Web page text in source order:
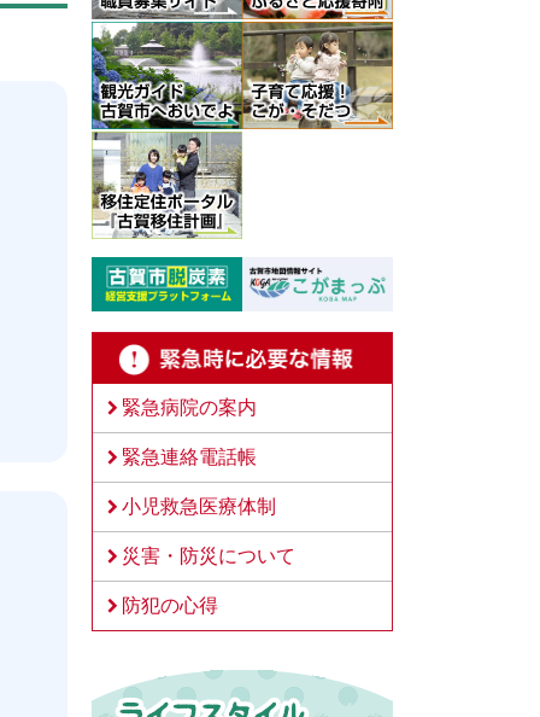
緊急病院の案内
緊急連絡電話帳
小児救急医療体制
災害・防災について
防犯の心得